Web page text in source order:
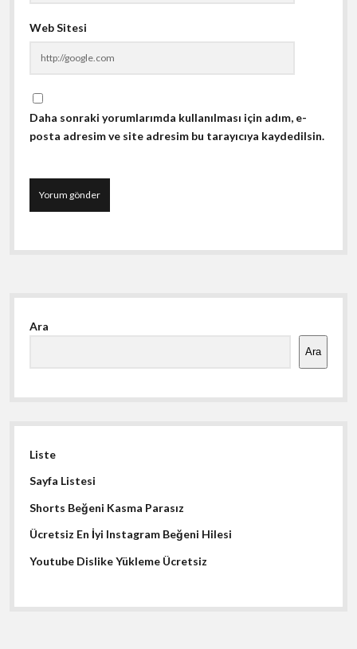
Web Sitesi
Daha sonraki yorumlarımda kullanılması için adım, e-
posta adresim ve site adresim bu tarayıcıya kaydedilsin.
Yan
Menü
Ara
Ara
Liste
Sayfa Listesi
Shorts Beğeni Kasma Parasız
Ücretsiz En İyi Instagram Beğeni Hilesi
Youtube Dislike Yükleme Ücretsiz